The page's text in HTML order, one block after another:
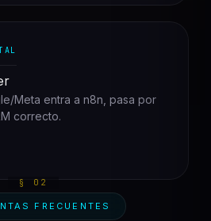
Meta entra a n8n, pasa por
correcto.
FRECUENTES